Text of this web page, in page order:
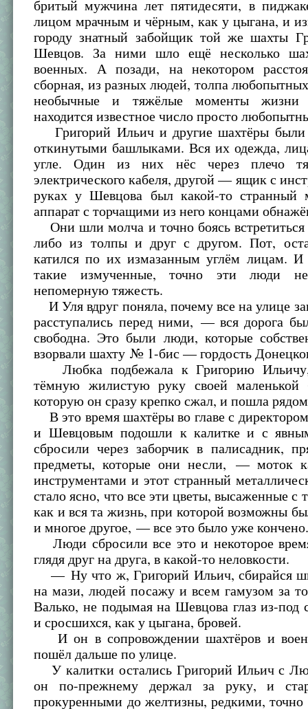
бритый мужчина лет пятидесяти, в
лицом мрачным и чёрным, как у цыгана, и
городу знатный забойщик той же шахты
Шевцов. За ними шло ещё несколько
военных. А позади, на некотором
сборная, из разных людей, толпа
необычные и тяжёлые моменты жизни
находится известное число просто
Григорий Ильич и другие шахтёры были
откинутыми башлыками. Вся их одежда,
угле. Один из них нёс через плечо
электрического кабеля, другой — ящик с
руках у Шевцова был какой-то странный
аппарат с торчащими из него концами
Они шли молча и точно боясь встретиться
либо из толпы и друг с другом. Пот,
катился по их измазанным углём лицам.
такие измученные, точно эти люди
непомерную тяжесть.
И Уля вдруг поняла, почему все на улице
расступались перед ними, — вся дорога
свободна. Это были люди, которые
взорвали шахту № 1-бис — гордость
Любка подбежала к Григорию Ильичу,
тёмную жилистую руку своей маленькой
которую он сразу крепко сжал, и пошла
В это время шахтёры во главе с
и Шевцовым подошли к калитке и с
сбросили через заборчик в палисадник,
предметы, которые они несли, — моток
инструментами и этот странный
стало ясно, что все эти цветы, высаженные с
как и вся та жизнь, при которой возможны
и многое другое, — все это было уже
Люди сбросили все это и некоторое
глядя друг на друга, в какой-то неловкости.
— Ну что ж, Григорий Ильич, сбирайся
на мази, людей посажу и всем гамузом за
Валько, не подымая на Шевцова глаз из-под
и сросшихся, как у цыгана, бровей.
И он в сопровождении шахтёров и
пошёл дальше по улице.
У калитки остались Григорий Ильич с
он по-прежнему держал за руку, и
прокуренными до желтизны, редкими,